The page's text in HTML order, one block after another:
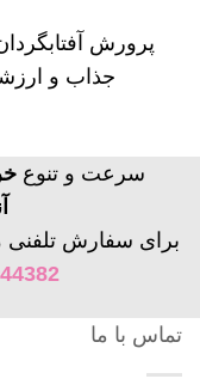
پرورش
جذاب و
سرعت و تنوع
برای سفارش تلفنی
تماس با ما